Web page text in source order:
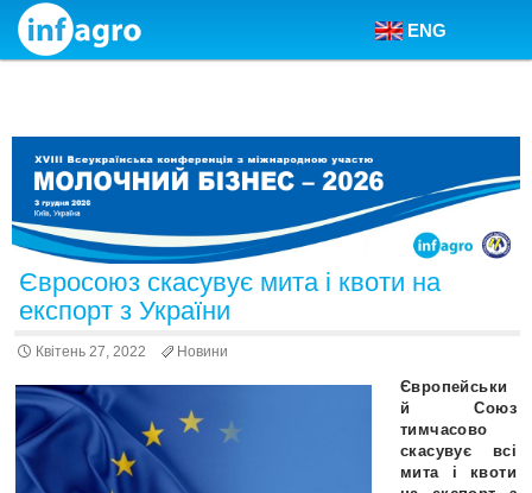
Skip to content
ENG
Євросоюз скасувує мита і квоти на
експорт з України
Квітень 27, 2022 Новини
Європейськи
й Союз
тимчасово
скасувує всі
мита і квоти